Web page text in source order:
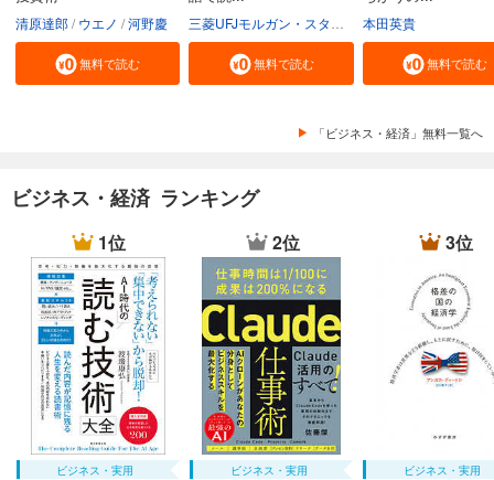
清原達郎 ウエノ 河野慶
無料で読む 無料で読む
本田英貴
無料で読む
「ビジネス・経済」無料一覧へ
ビジネス・経済 ランキング
1位
ビジネス・実用
2位
ビジネス・実用
3位
ビジネス・実用